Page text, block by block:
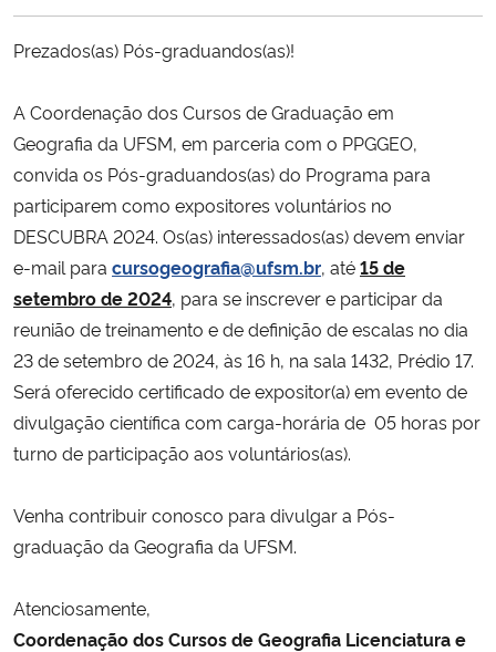
Ministério da Cidadania
Ministério de Minas e Energia
Ministério do Turismo
Ministério do Desenvolvimento Regional
Controladoria-Geral da União
Secretaria-Geral
Secretaria de Governo
Prezados(as) Pós-graduandos(as)!
A Coordenação dos Cursos de Graduação em
Geografia da UFSM, em parceria com o PPGGEO,
convida os Pós-graduandos(as) do Programa para
participarem como expositores voluntários no
DESCUBRA 2024. Os(as) interessados(as) devem enviar
e-mail para cursogeografia@ufsm.br, até15 de
setembro de 2024, para se inscrever e participar da
reunião de treinamento e de definição de escalas no dia
23 de setembro de 2024, às 16 h, na sala 1432, Prédio 17.
Será oferecido certificado de expositor(a) em evento de
divulgação científica com carga-horária de 05 horas por
turno de participação aos voluntários(as).
Venha contribuir conosco para divulgar a Pós-
graduação da Geografia da UFSM.
Atenciosamente,
Coordenação dos Cursos de Geografia Licenciatura e